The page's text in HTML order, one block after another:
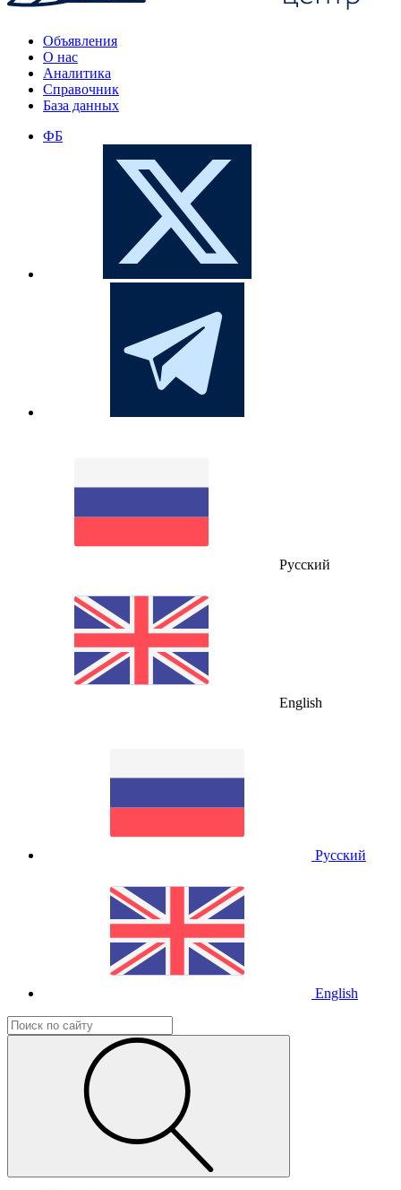
Объявления
О нас
Аналитика
Справочник
База данных
ФБ
Русский
English
Русский
English